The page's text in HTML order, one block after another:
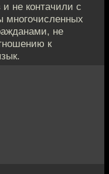
не контачили с
многочисленных
не
к